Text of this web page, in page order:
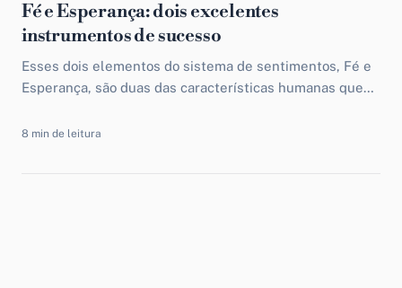
Fé e Esperança: dois excelentes
instrumentos de sucesso
Esses dois elementos do sistema de sentimentos, Fé e
Esperança, são duas das características humanas que
8 min de leitura